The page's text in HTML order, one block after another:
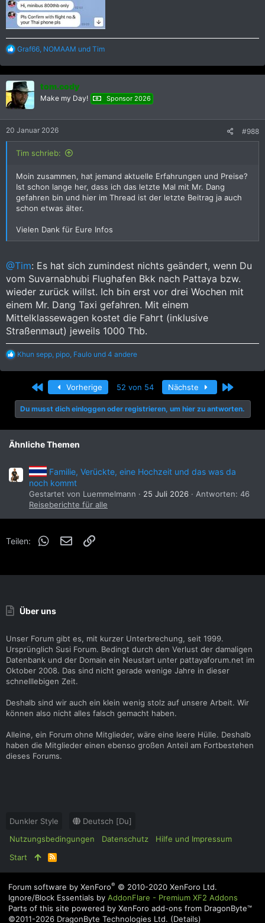
R
a
k
t
i
o
n
:
Graf66 NOMAAM und Tim
tom.cody
Make my Day! Sponsor 2026
20 Januar 2026 #988
Tim schrieb:
Moin zusammen, hat jemand aktuelle Erfahrungen und Preise?
Ist schon lange her, dass ich das letzte Mal mit Mr. Dang
gefahren bin und hier im Thread ist der letzte Beitrag ja auch
schon etwas älter.
Vielen Dank für Eure Infos
@Tim: Es hat sich zumindest nichts geändert, wenn Du
vom Suvarnabhubi Flughafen Bkk nach Pattaya bzw.
wieder zurück willst. Ich bin erst vor drei Wochen mit
einem Mr. Dang Taxi gefahren. Mit einem
Mittelklassewagen kostet die Fahrt (inklusive
Straßenmaut) jeweils 1000 Thb.
R
a
i
o
n
e
:
Khun sepp pipo Faulo und 4 andere
Erste Vorherige 52 von 54 Nächste Letzte
Du musst dich einloggen oder registrieren, um hier zu antworten.
Ähnliche Themen
Familie, Verückte, eine Hochzeit und das was da
noch kommt
Gestartet von Luemmelmann 25 Juli 2026
Antworten: 46
Reiseberichte für alle
Teilen: WhatsApp
E-Mail
Über uns
Unser Forum gibt es, mit kurzer Unterbrechung, seit 1999.
Ursprünglich Susi Forum. Bedingt durch den Verlust der damaligen
Datenbank und der Domain ein Neustart unter pattayaforum.net im
Oktober 2008. Das sind nicht gerade wenige Jahre in dieser
schnelllebigen Zeit.
Deshalb sind wir auch ein klein wenig stolz auf unsere Arbeit. Wir
können also nicht alles falsch gemacht haben.
Alleine, ein Forum ohne Mitglieder, wäre eine leere Hülle. Deshalb
haben die Mitglieder einen ebenso großen Anteil am Fortbestehen
dieses Forums.
Dunkler Style
Deutsch [Du]
Nutzungsbedingungen
Datenschutz
Hilfe und Impressum
Start
R
S
Forum software by XenForo® © 2010-2020 XenForo Ltd.
Ignore/Block Essentials by AddonFlare - Premium XF2 Addons
Parts of this site powered by XenForo add-ons from DragonByte™
©2011-2026 DragonByte Technologies Ltd. (Details)